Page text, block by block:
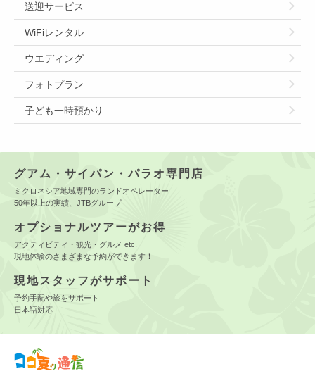
送迎サービス
WiFiレンタル
ウエディング
フォトプラン
子ども一時預かり
グアム・サイパン・パラオ専門店
ミクロネシア地域専門のランドオペレーター
50年以上の実績、JTBグループ
オプショナルツアーがお得
アクティビティ・観光・グルメ etc.
現地体験のさまざまな予約ができます！
現地スタッフがサポート
予約手配や旅をサポート
日本語対応